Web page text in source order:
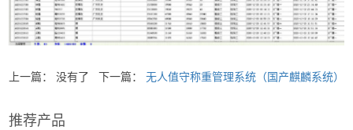
上一篇： 没有了 下一篇： 无人值守称重管理系统（国产麒麟系统）
推荐产品